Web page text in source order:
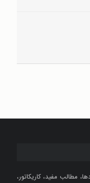
مطالب مفید، کاریکاتور،